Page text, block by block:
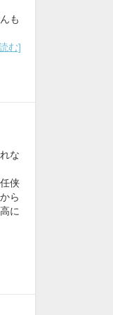
も
む]
な
侠
ら
に